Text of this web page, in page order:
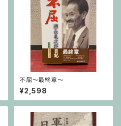
不屈〜最終章〜
¥2,598